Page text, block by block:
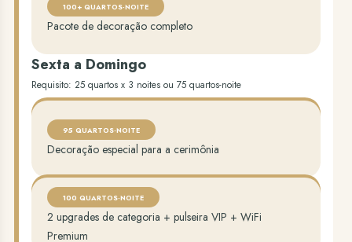
100+ QUARTOS-NOITE
Pacote de decoração completo
Sexta a Domingo
Requisito: 25 quartos x 3 noites ou 75 quartos-noite
95 QUARTOS-NOITE
Decoração especial para a cerimônia
100 QUARTOS-NOITE
2 upgrades de categoria + pulseira VIP + WiFi
Premium